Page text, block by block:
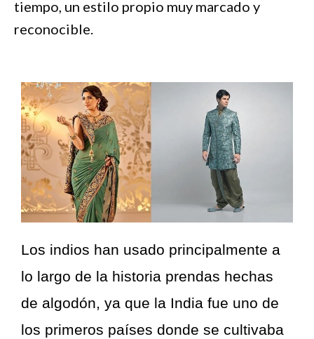
tiempo, un estilo propio muy marcado y
reconocible.
Los indios han usado principalmente a
lo largo de la historia prendas hechas
de algodón, ya que la India fue uno de
los primeros países donde se cultivaba